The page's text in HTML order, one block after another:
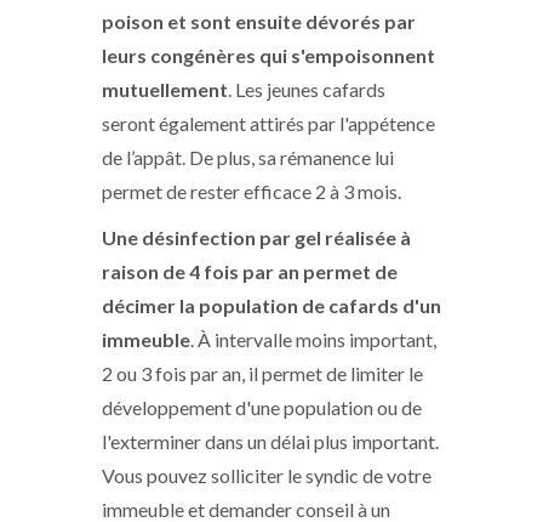
poison et sont ensuite dévorés par
leurs congénères qui s'empoisonnent
mutuellement. Les jeunes cafards
seront également attirés par l'appétence
de l’appât. De plus, sa rémanence lui
permet de rester efficace 2 à 3 mois.
Une désinfection par gel réalisée à
raison de 4 fois par an permet de
décimer la population de cafards d'un
immeuble. À intervalle moins important,
2 ou 3 fois par an, il permet de limiter le
développement d'une population ou de
l'exterminer dans un délai plus important.
Vous pouvez solliciter le syndic de votre
immeuble et demander conseil à un